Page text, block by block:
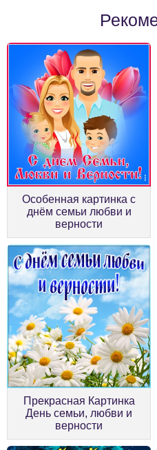
Особенная картинка с
днём семьи любви и
верности
Прекрасная Картинка
День семьи, любви и
верности